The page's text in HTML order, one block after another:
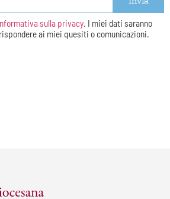
sulla privacy. I miei dati saranno
ai miei quesiti o comunicazioni.